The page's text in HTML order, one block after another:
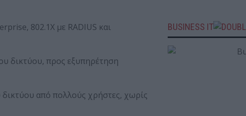
802.1X με RADIUS και
δικτύου, προς εξυπηρέτηση
από πολλούς χρήστες, χωρίς
BUSINESS IT